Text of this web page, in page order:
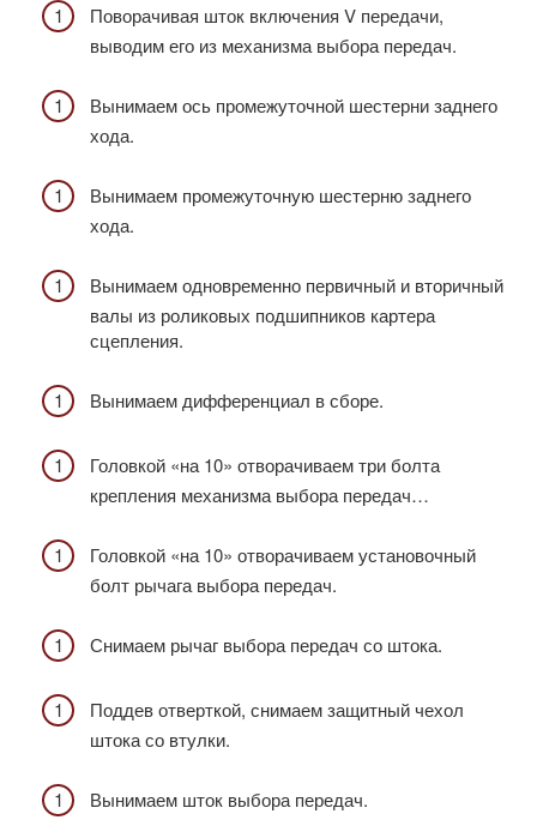
Поворачивая шток включения V передачи,
выводим его из механизма выбора передач.
Вынимаем ось промежуточной шестерни заднего
хода.
Вынимаем промежуточную шестерню заднего
хода.
Вынимаем одновременно первичный и вторичный
валы из роликовых подшипников картера
сцепления.
Вынимаем дифференциал в сборе.
Головкой «на 10» отворачиваем три болта
крепления механизма выбора передач…
Головкой «на 10» отворачиваем установочный
болт рычага выбора передач.
Снимаем рычаг выбора передач со штока.
Поддев отверткой, снимаем защитный чехол
штока со втулки.
Вынимаем шток выбора передач.